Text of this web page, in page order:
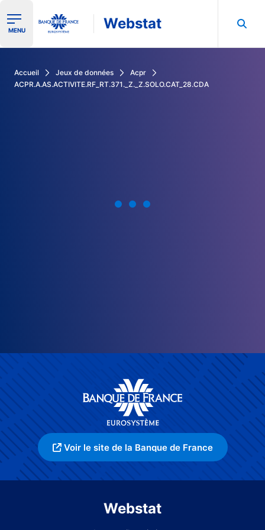
Ouvrir le menu de navigation
MENU Webstat
Accueil Jeux de données
Acpr
ACPR.A.AS.ACTIVITE.RF_RT.371._Z._Z.SOLO.CAT_28.CDA
Voir le site de la Banque de France
Webstat